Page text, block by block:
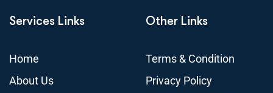
Services Links
Home
About Us
Other Links
Terms & Condition
Privacy Policy